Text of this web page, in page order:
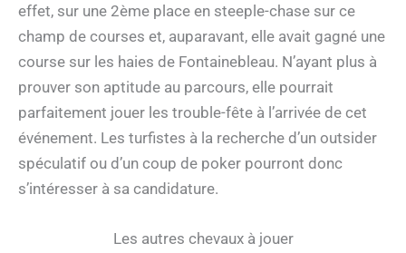
effet, sur une 2ème place en steeple-chase sur ce
champ de courses et, auparavant, elle avait gagné une
course sur les haies de Fontainebleau. N’ayant plus à
prouver son aptitude au parcours, elle pourrait
parfaitement jouer les trouble-fête à l’arrivée de cet
événement. Les turfistes à la recherche d’un outsider
spéculatif ou d’un coup de poker pourront donc
s’intéresser à sa candidature.
Les autres chevaux à jouer